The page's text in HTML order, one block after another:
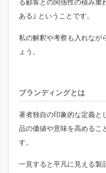
る顧客との関係性の積み重
ある｣ ということです。
私の解釈や考察も入れなが
ょう。
ブランディングとは
著者独自の印象的な定義と
品の価値や意味を高めるこ
す。
一見すると平凡に見える製